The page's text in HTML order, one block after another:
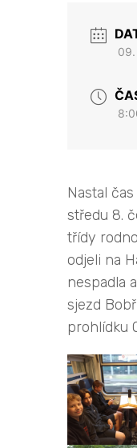
Nastal
středu 8.
třídy
odjeli na
nespadla
sjezd
prohlídku